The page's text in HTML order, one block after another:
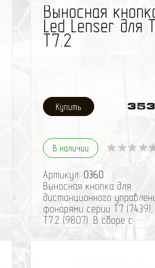
Выносная
Led Lenser для
T7.2
В наличии
Артикул: 0360
Выносная кнопка для
дистанционного
фонарями серии Т7 (7439),
Т7.2 (9807). В сборе с
элементов питания 4 х ААА